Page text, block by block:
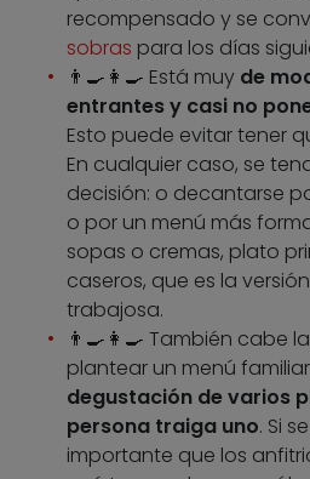
recompensado y se
sobras para los días
👨‍🍳👩‍🍳 Está muy de
entrantes y casi no
Esto puede evitar tener
En cualquier caso, se
decisión: o decantarse
o por un menú más
sopas o cremas, plato
caseros, que es la
trabajosa.
👨‍🍳👩‍🍳 También cabe
plantear un menú
degustación de varios
persona traiga uno. Si
importante que los